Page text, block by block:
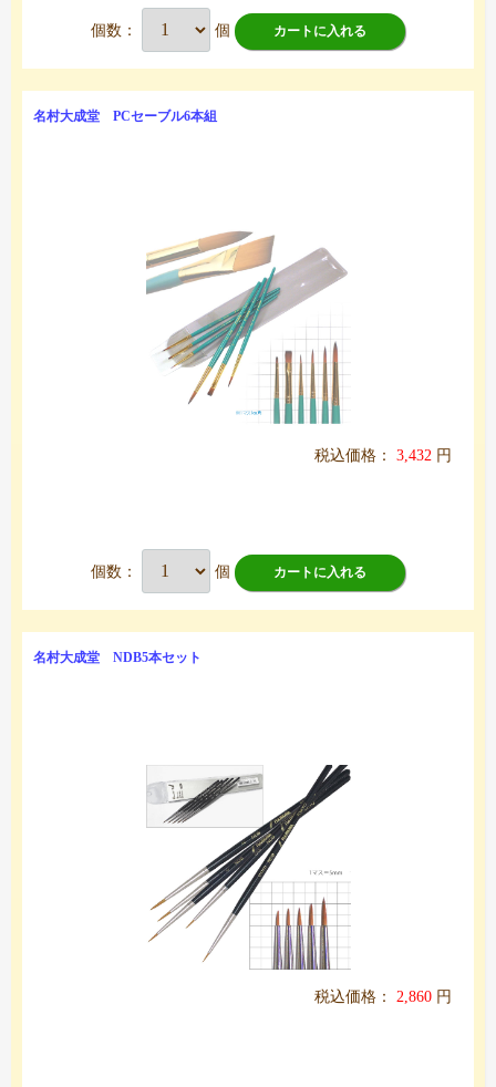
個数： 個 カートに入れる
名村大成堂 PCセーブル6本組
税込価格： 3,432 円
個数： 個 カートに入れる
名村大成堂 NDB5本セット
税込価格： 2,860 円